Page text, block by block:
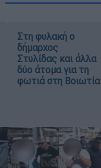
Στη φυλακή ο
δήμαρχος
Στυλίδας και άλλα
δύο άτομα για τη
φωτιά στη Βοιωτία